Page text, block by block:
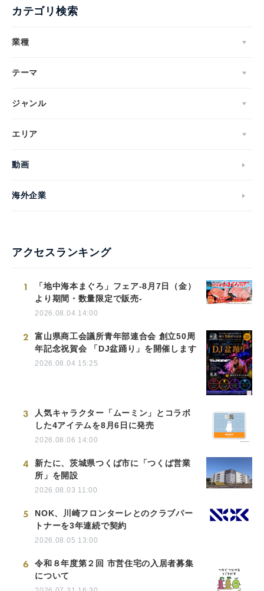
カテゴリ検索
業種
テーマ
ジャンル
エリア
動画
海外企業
アクセスランキング
1
「地中海本まぐろ」フェア-8月7日（金）
より期間・数量限定で販売-
2026.08.04 14:00
2
富山県商工会議所青年部連合会 創立50周
年記念祝賀会 「DJ盆踊り」を開催します
2026.08.04 15:25
3
人気キャラクター「ムーミン」とコラボ
した4アイテムを8月6日に発売
2026.08.06 14:00
4
新たに、茨城県つくば市に「つくば営業
所」を開設
2026.08.03 11:00
5
NOK、川崎フロンターレとのクラブパー
トナーを3年連続で契約
2026.08.05 13:00
6
令和８年度第２回 市営住宅の入居者募集
について